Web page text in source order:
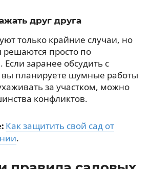
друг друга
только крайние случаи, но
просто по
Если заранее обсудить с
вы планируете шумные работы
за участком, можно
конфликтов.
Как защитить свой сад от
.